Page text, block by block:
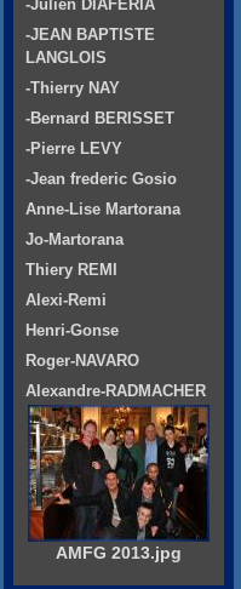
-Julien DIAFERIA
-JEAN BAPTISTE
LANGLOIS
-Thierry NAY
-Bernard BERISSET
-Pierre LEVY
-Jean frederic Gosio
Anne-Lise Martorana
Jo-Martorana
Thiery REMI
Alexi-Remi
Henri-Gonse
Roger-NAVARO
Alexandre-RADMACHER
AMFG 2013.jpg